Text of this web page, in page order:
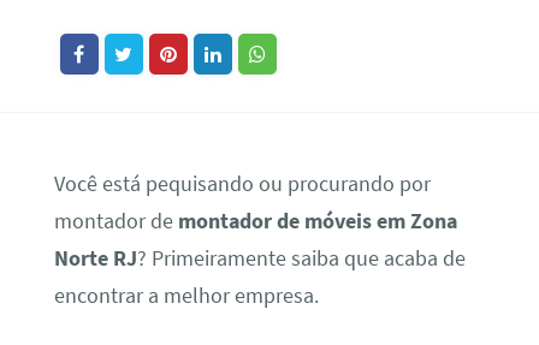
Você está pequisando ou procurando por
montador de montador de móveis em Zona
Norte RJ? Primeiramente saiba que acaba de
encontrar a melhor empresa.